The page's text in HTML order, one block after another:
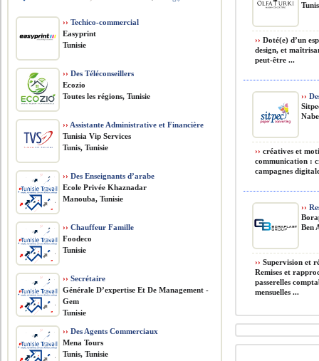
›› Doté(e) d’un
design, et
peut-être ...
››
›› créatives et
communication :
campagnes
››
Ben
›› Supervision et
Remises et
passerelles
mensuelles ...
›› Techico-commercial
Easyprint
Tunisie
›› Des Téléconseillers
Ecozio
Toutes les régions, Tunisie
›› Assistante Administrative et Financière
Tunisia Vip Services
Tunis, Tunisie
›› Des Enseignants d’arabe
Ecole Privée Khaznadar
Manouba, Tunisie
›› Chauffeur Famille
Foodeco
Tunisie
›› Secrétaire
Générale D’expertise Et De Management -
Gem
Tunisie
›› Des Agents Commerciaux
Mena Tours
Tunis, Tunisie